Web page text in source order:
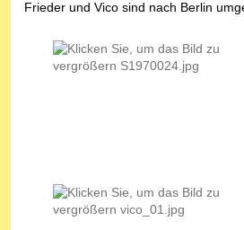
Frieder und Vico sind nach Berlin